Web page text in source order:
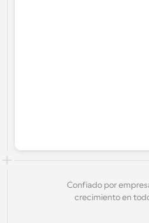
Confiado por
crecimiento en